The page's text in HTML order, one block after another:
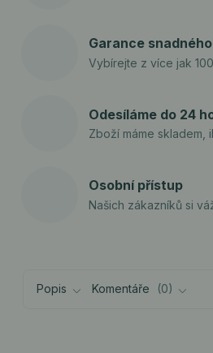
Garance
Vybírejte z více jak
Odesíláme do 24
Zboží máme skladem,
Osobní přístup
Našich zákazníků si
Popis Komentáře 0